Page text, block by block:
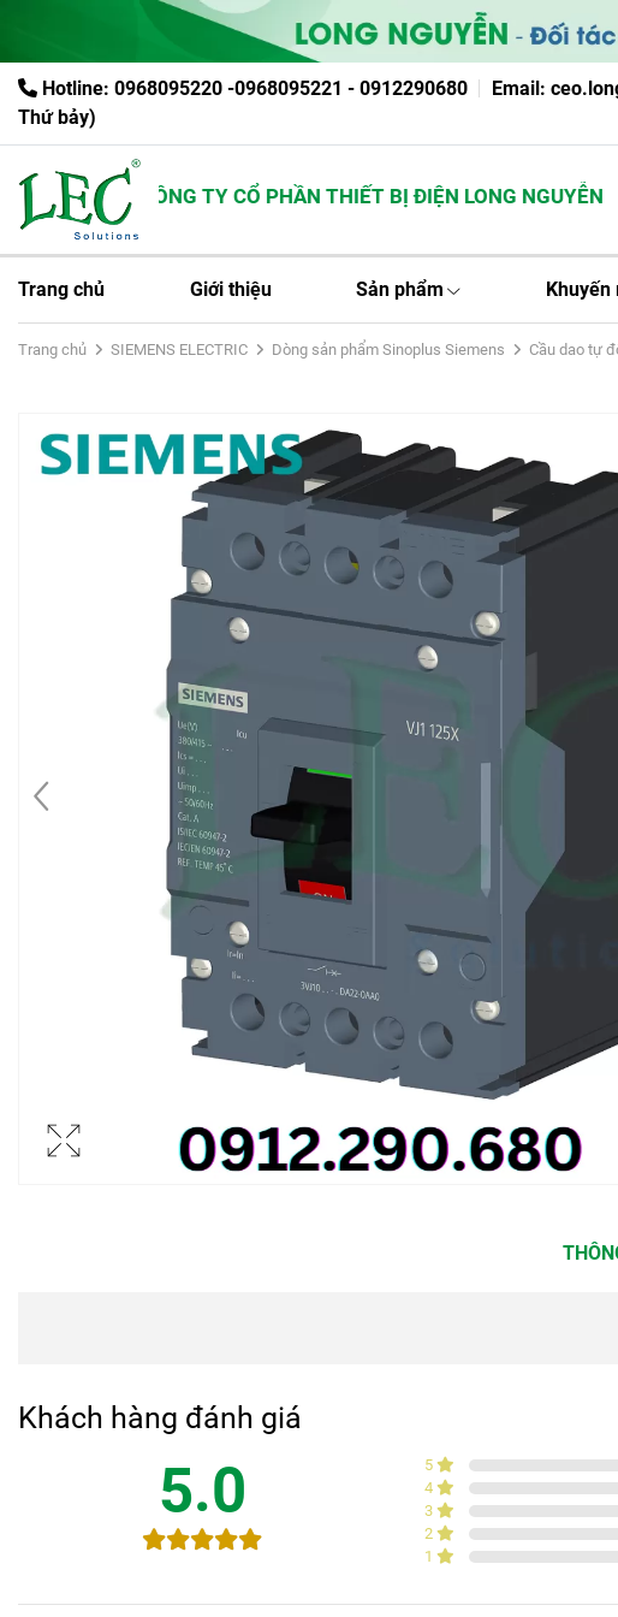
Hotline: 0968095220 -0968095221 - 0912290680 Email:
Thứ bảy)
CÔNG TY CỔ PHẦN THIẾT BỊ ĐIỆN LONG NGUYỄN
Trang chủ Giới thiệu Sản phẩm Khuyến
Trang chủ SIEMENS ELECTRIC Dòng sản phẩm Sinoplus Siemens Cầu dao tự
Khách hàng đánh giá
5.0 5
4
3
2
1